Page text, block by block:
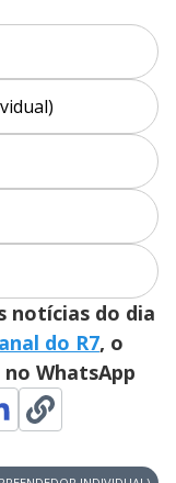
notícias do dia
do R7, o
WhatsApp